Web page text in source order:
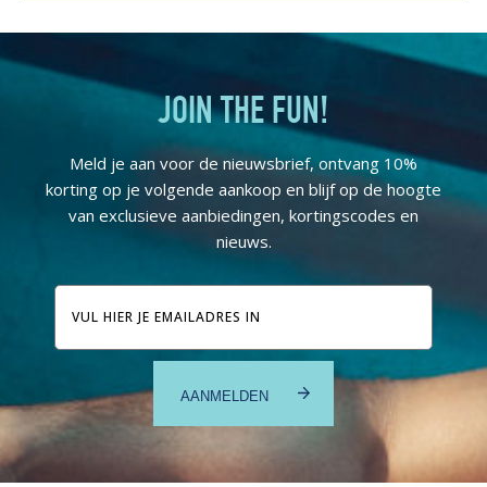
JOIN THE FUN!
Meld je aan voor de nieuwsbrief, ontvang 10%
korting op je volgende aankoop en blijf op de hoogte
van exclusieve aanbiedingen, kortingscodes en
nieuws.
E-
mailadres